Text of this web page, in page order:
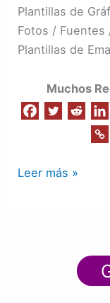
Plantillas de
Fotos / Fuentes
Plantillas de
Muchos
Leer más »